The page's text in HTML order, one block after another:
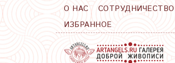
О НАС СОТРУДНИЧЕСТВО
ИЗБРАННОЕ